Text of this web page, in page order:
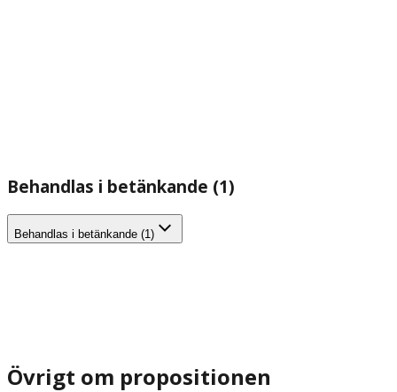
Behandlas i betänkande (1)
Behandlas i betänkande (1)
Övrigt om propositionen